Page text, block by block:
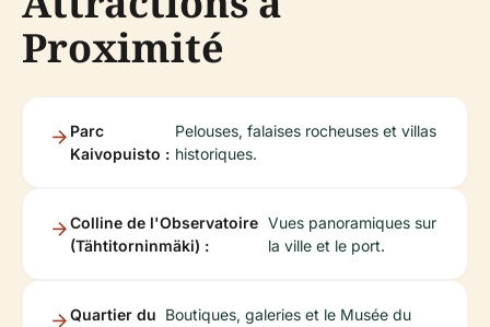
Proximité
Parc
Kaivopuisto :
Pelouses, falaises rocheuses et villas
historiques.
Colline de l'Observatoire
(Tähtitorninmäki) :
Vues panoramiques sur
la ville et le port.
Quartier du Boutiques, galeries et le Musée du